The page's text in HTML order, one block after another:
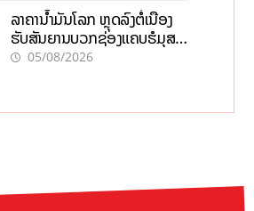
ລາຄານ້ຳມັນໂລກ ຫຼຸດລົງຕໍ່ເນື່ອງ
ຮັບສັນຍານບວກຊ່ອງແຄບຮໍມຸສ
ຈັບຕາລາຄາໃນລາວ
05/08/2026